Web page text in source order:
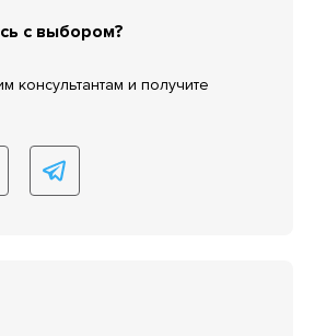
с выбором?
консультантам и получите